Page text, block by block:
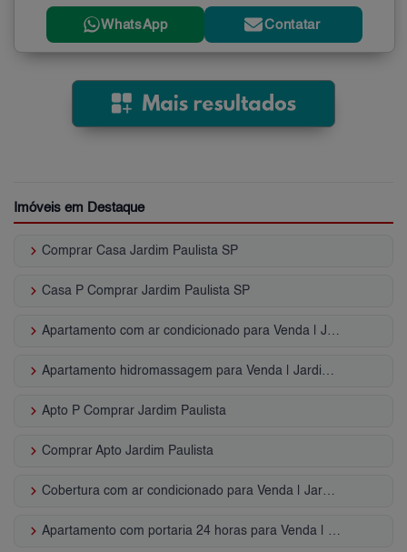
WhatsApp Contatar
Imóveis em Destaque
keyboard_arrow_right Comprar Casa Jardim Paulista SP
keyboard_arrow_right Casa P Comprar Jardim Paulista SP
keyboard_arrow_right Apartamento com ar condicionado para Venda | Jardim Paulista
keyboard_arrow_right Apartamento hidromassagem para Venda | Jardim Paulista
keyboard_arrow_right Apto P Comprar Jardim Paulista
keyboard_arrow_right Comprar Apto Jardim Paulista
keyboard_arrow_right Cobertura com ar condicionado para Venda | Jardim Paulista
keyboard_arrow_right Apartamento com portaria 24 horas para Venda | Jardim Paulista